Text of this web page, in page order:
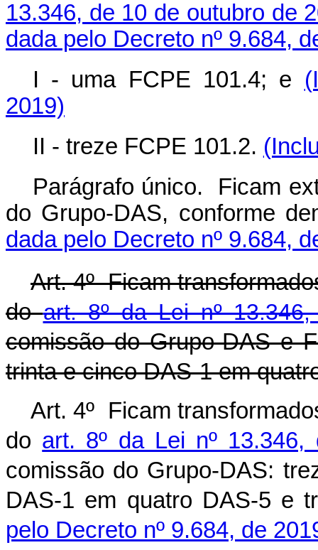
13.346, de 10 de outubro de
dada pelo Decreto nº 9.684,
I - uma FCPE 101.4; e
2019)
II - treze FCPE 101.2.
Parágrafo único. Ficam
do Grupo-DAS, conforme
dada pelo Decreto nº 9.684,
Art. 4º Ficam
doart. 8º da Lei nº
comissão do Grupo-DAS e
trinta e cinco DAS-1 em
Art. 4º Ficam
do art. 8º da Lei nº
comissão do Grupo-DAS:
DAS-1 em quatro DAS-5 e
pelo Decreto nº 9.684, de